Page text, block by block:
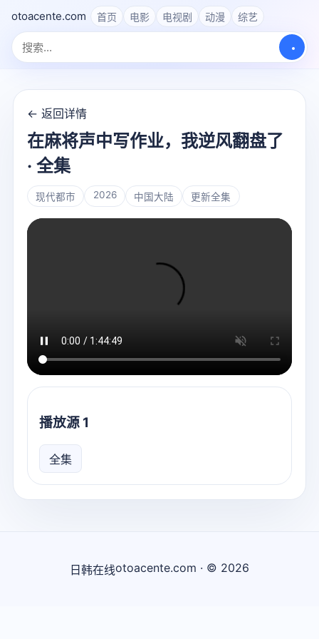
otoacente.com 首页 电影 电视剧 动漫 综艺
← 返回详情
在麻将声中写作业，我逆风翻盘了
· 全集
现代都市 2026 中国大陆 更新全集
播放源 1
全集
日韩在线otoacente.com · © 2026